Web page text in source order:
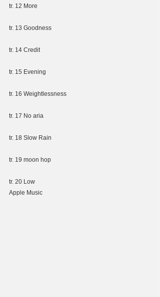
tr. 12 More
tr. 13 Goodness
tr. 14 Credit
tr. 15 Evening
tr. 16 Weightlessness
tr. 17 No aria
tr. 18 Slow Rain
tr. 19 moon hop
tr. 20 Low
Apple Music